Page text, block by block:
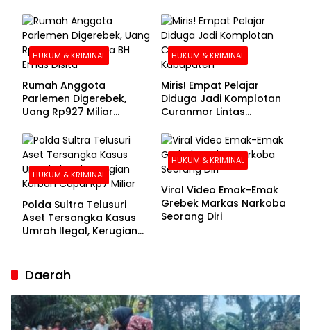
Buronan Segera
Menyerahkan Diri
HUKUM & KRIMINAL
Rumah Anggota
Parlemen Digerebek,
Uang Rp927 Miliar
HUKUM & KRIMINAL
Miris! Empat Pelajar
Diduga Jadi Komplotan
Curanmor Lintas
HUKUM & KRIMINAL
Polda Sultra Telusuri
Aset Tersangka Kasus
Umrah Ilegal, Kerugian
HUKUM & KRIMINAL
Viral Video Emak-Emak
Grebek Markas Narkoba
Seorang Diri
Daerah